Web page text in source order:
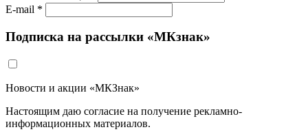
E-mail *
Подписка на рассылки «МКзнак»
Новости и акции «МКЗнак»
Настоящим даю согласие на получение рекламно-
информационных материалов.